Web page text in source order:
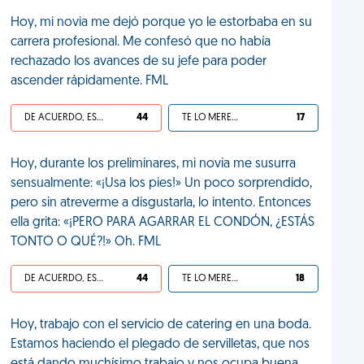
Hoy, mi novia me dejó porque yo le estorbaba en su
carrera profesional. Me confesó que no había
rechazado los avances de su jefe para poder
ascender rápidamente. FML
DE ACUERDO, ES UNA VIDA HP 44 TE LO MERECES 17
Hoy, durante los preliminares, mi novia me susurra
sensualmente: «¡Usa los pies!» Un poco sorprendido,
pero sin atreverme a disgustarla, lo intento. Entonces
ella grita: «¡PERO PARA AGARRAR EL CONDÓN, ¿ESTÁS
TONTO O QUÉ?!» Oh. FML
DE ACUERDO, ES UNA VIDA HP 44 TE LO MERECES 18
Hoy, trabajo con el servicio de catering en una boda.
Estamos haciendo el plegado de servilletas, que nos